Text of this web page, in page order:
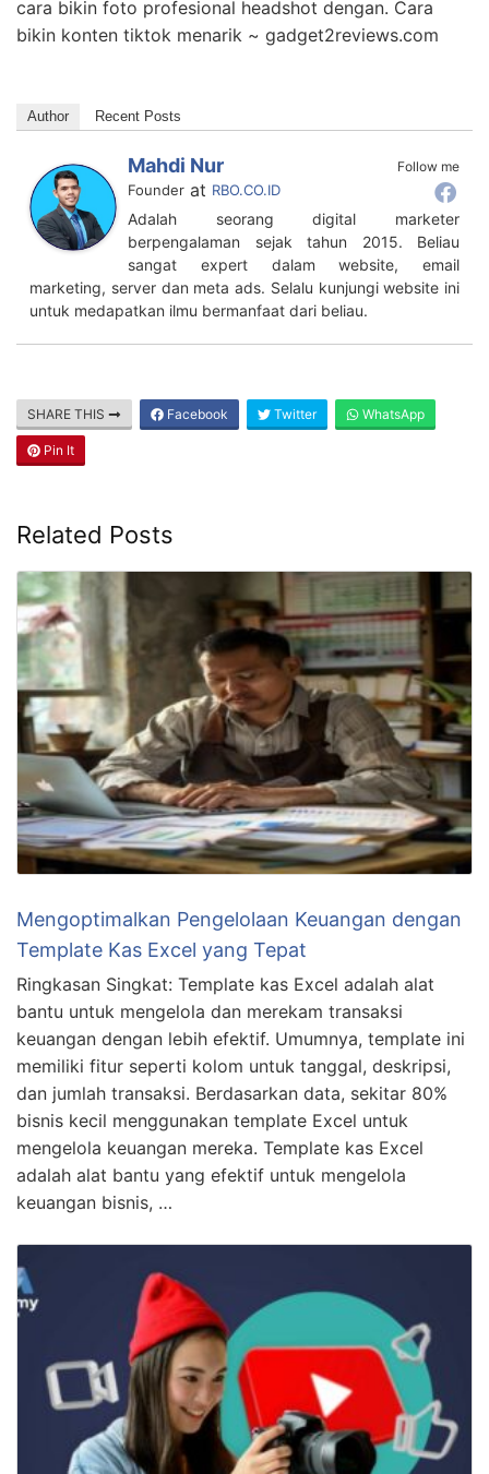
cara bikin foto profesional headshot dengan. Cara
bikin konten tiktok menarik ~ gadget2reviews.com
Author Recent Posts
Follow me
Mahdi Nur
Founder at RBO.CO.ID
Adalah seorang digital marketer
berpengalaman sejak tahun 2015. Beliau
sangat expert dalam website, email
marketing, server dan meta ads. Selalu kunjungi website ini
untuk medapatkan ilmu bermanfaat dari beliau.
SHARE THIS Facebook Twitter WhatsApp
Pin It
Related Posts
Mengoptimalkan Pengelolaan Keuangan dengan
Template Kas Excel yang Tepat
Ringkasan Singkat: Template kas Excel adalah alat
bantu untuk mengelola dan merekam transaksi
keuangan dengan lebih efektif. Umumnya, template ini
memiliki fitur seperti kolom untuk tanggal, deskripsi,
dan jumlah transaksi. Berdasarkan data, sekitar 80%
bisnis kecil menggunakan template Excel untuk
mengelola keuangan mereka. Template kas Excel
adalah alat bantu yang efektif untuk mengelola
keuangan bisnis, …